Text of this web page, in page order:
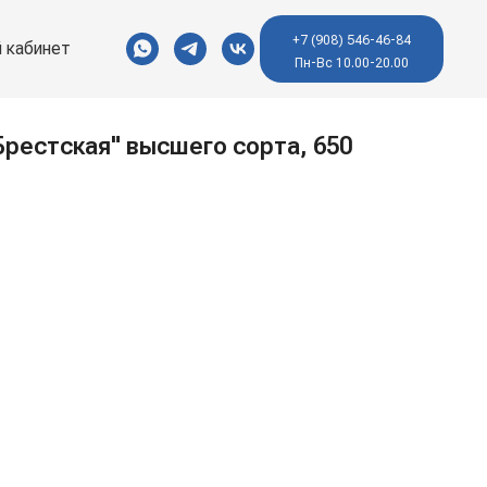
+7 (908) 546-46-84
Пн-Вс 10.00-20.00
высшего сорта, 650